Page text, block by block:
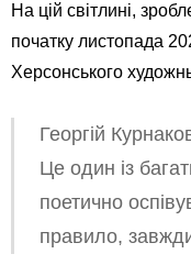
На цій світлині,
початку листопада
Херсонського
Георгій
Це один із
поетично
правило,